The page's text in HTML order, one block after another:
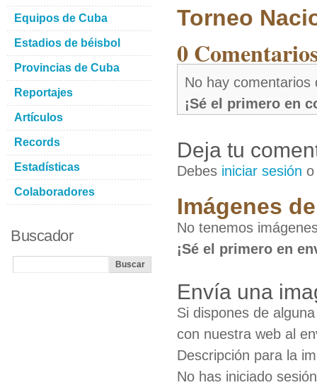
Torneo
0
No hay comentarios
¡Sé el primero en
Deja tu
Debes iniciar sesión
Imágenes
No tenemos
¡Sé el primero en
Envía una
Si dispones de
con nuestra web al
Descripción para la
No has iniciado
Equipos de Cuba
Estadios de béisbol
Provincias de Cuba
Reportajes
Artículos
Records
Estadísticas
Colaboradores
Buscador